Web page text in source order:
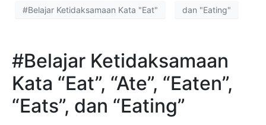
#Belajar Ketidaksamaan Kata "Eat" dan "Eating"
#Belajar Ketidaksamaan
Kata “Eat”, “Ate”, “Eaten”,
“Eats”, dan “Eating”